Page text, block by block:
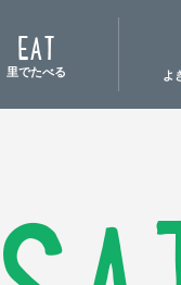
EAT
里でたべる よ